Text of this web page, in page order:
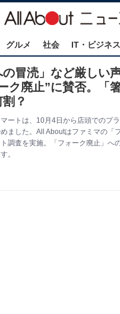
グルメ 社会 IT・ビジネス
の冒涜」など厳しい
ク廃止”に賛否。「
？
ートは、10月4日から店頭でのプ
ました。All Aboutはファミマの「
調査を実施。「フォーク廃止」へ
。